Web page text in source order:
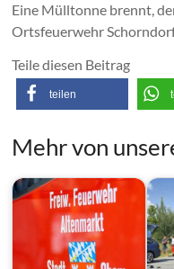
Eine Mülltonne brennt,
Ortsfeuerwehr
Teile diesen Beitrag
teilen
Mehr von